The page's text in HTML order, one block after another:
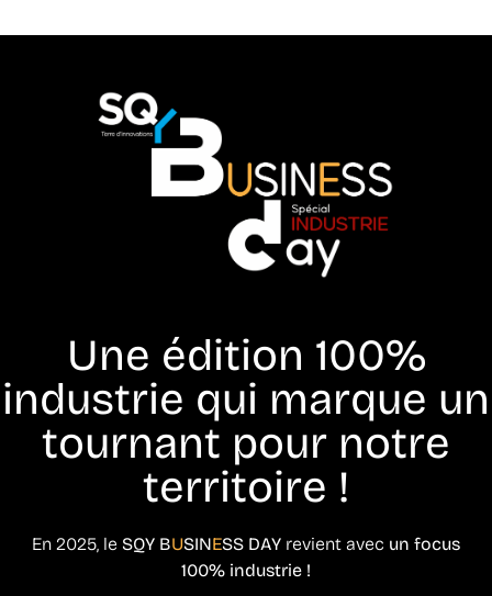
Une édition 100%
industrie qui marque un
tournant pour notre
territoire !
En 2025, le SQY BUSINESS DAY revient avec un focus
100% industrie !